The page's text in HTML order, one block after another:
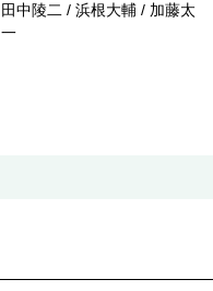
田中陵二 / 浜根大輔 / 加藤太
一